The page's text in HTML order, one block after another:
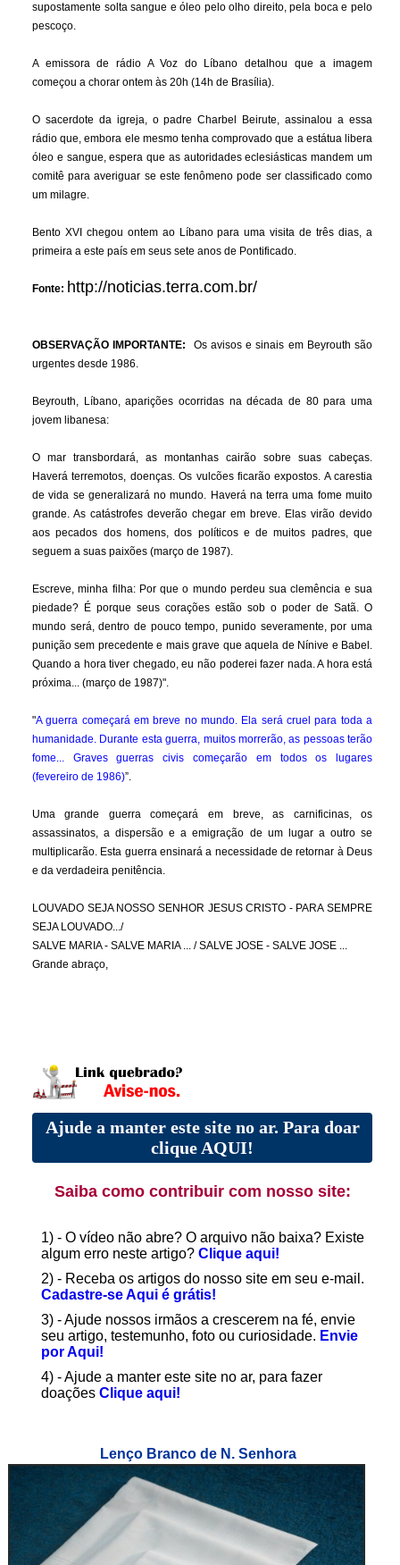
supostamente solta sangue e óleo pelo olho direito, pela boca e pelo
pescoço.
A emissora de rádio A Voz do Líbano detalhou que a imagem
começou a chorar ontem às 20h (14h de Brasília).
O sacerdote da igreja, o padre Charbel Beirute, assinalou a essa
rádio que, embora ele mesmo tenha comprovado que a estátua libera
óleo e sangue, espera que as autoridades eclesiásticas mandem um
comitê para averiguar se este fenômeno pode ser classificado como
um milagre.
Bento XVI chegou ontem ao Líbano para uma visita de três dias, a
primeira a este país em seus sete anos de Pontificado.
Fonte: http://noticias.terra.com.br/
OBSERVAÇÃO IMPORTANTE:
Os avisos e sinais em Beyrouth são
urgentes desde 1986.
Beyrouth, Líbano, aparições ocorridas na década de 80 para uma
jovem libanesa:
O mar transbordará, as montanhas cairão sobre suas cabeças.
Haverá terremotos, doenças. Os vulcões ficarão expostos. A carestia
de vida se generalizará no mundo. Haverá na terra uma fome muito
grande. As catástrofes deverão chegar em breve. Elas virão devido
aos pecados dos homens, dos políticos e de muitos padres, que
seguem a suas paixões (março de 1987).
Escreve, minha filha: Por que o mundo perdeu sua clemência e sua
piedade? É porque seus corações estão sob o poder de Satã. O
mundo será, dentro de pouco tempo, punido severamente, por uma
punição sem precedente e mais grave que aquela de Nínive e Babel.
Quando a hora tiver chegado, eu não poderei fazer nada. A hora está
próxima... (março de 1987)".
"A guerra começará em breve no mundo. Ela será cruel para toda a
humanidade. Durante esta guerra, muitos morrerão, as pessoas terão
fome... Graves guerras civis começarão em todos os lugares
(fevereiro de 1986)”.
Uma grande guerra começará em breve, as carnificinas, os
assassinatos, a dispersão e a emigração de um lugar a outro se
multiplicarão. Esta guerra ensinará a necessidade de retornar à Deus
e da verdadeira penitência.
LOUVADO SEJA NOSSO SENHOR JESUS CRISTO - PARA SEMPRE
SEJA LOUVADO.../
SALVE MARIA - SALVE MARIA ... / SALVE JOSE - SALVE JOSE ...
Grande abraço,
Ajude a manter este site no ar. Para doar
clique AQUI!
Saiba como contribuir com nosso site:
1) - O vídeo não abre? O arquivo não baixa? Existe
algum erro neste artigo? Clique aqui!
2) - Receba os artigos do nosso site em seu e-mail.
Cadastre-se Aqui é grátis!
3) - Ajude nossos irmãos a crescerem na fé, envie
seu artigo, testemunho, foto ou curiosidade. Envie
por Aqui!
4) - Ajude a manter este site no ar, para fazer
doações Clique aqui!
Lenço Branco de N. Senhora